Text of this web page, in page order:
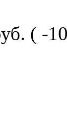
( -